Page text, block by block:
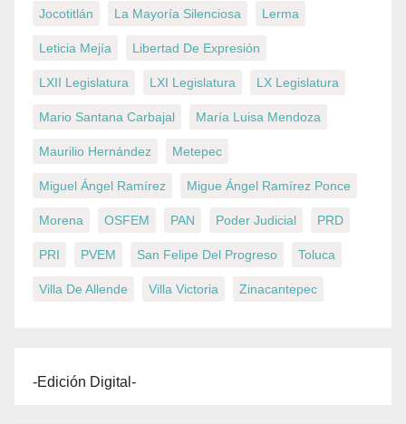
Jocotitlán La Mayoría Silenciosa Lerma
Leticia Mejía Libertad De Expresión
LXII Legislatura LXI Legislatura LX Legislatura
Mario Santana Carbajal María Luisa Mendoza
Maurilio Hernández Metepec
Miguel Ángel Ramírez Migue Ángel Ramírez Ponce
Morena OSFEM PAN Poder Judicial PRD
PRI PVEM San Felipe Del Progreso Toluca
Villa De Allende Villa Victoria Zinacantepec
-Edición Digital-